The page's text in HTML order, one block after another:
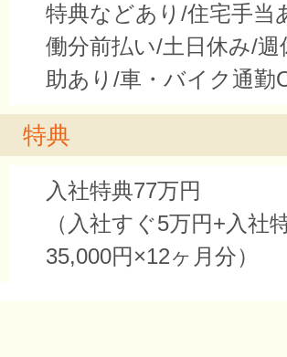
特典などあり/住宅手当
働分前払い/土日休み/
助あり/車・バイク通
特典
入社特典77万円
（入社すぐ5万円+入社
35,000円×12ヶ月分）